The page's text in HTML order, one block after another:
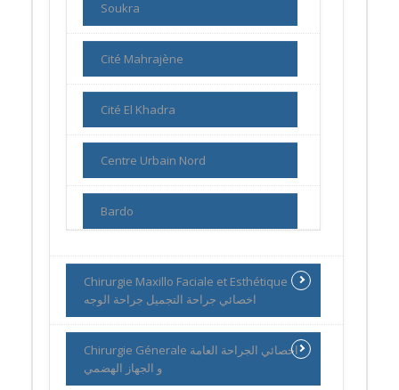
Soukra
Cité Mahrajène
Cité El Khadra
Centre Urbain Nord
Bardo
Chirurgie Maxillo Faciale et Esthétique
اخصائي جراحة التجميل جراحة الوجه
Chirurgie Génerale اخصائي الجراحة العامة
و الجهاز الهضمي